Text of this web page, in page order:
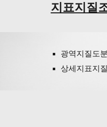
지표지질
광역지질도
상세지표지